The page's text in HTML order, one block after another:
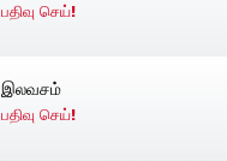
பதிவு செய்!
இலவசம்
பதிவு செய்!